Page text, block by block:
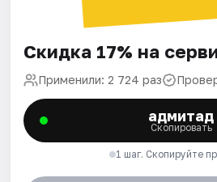
Скидка 17% на
Применили: 2 724 раз
адмитад
Скопировать
1 шаг. Скопируйте